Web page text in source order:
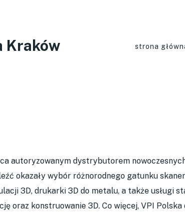
Kraków strona
autoryzowanym dystrybutorem
okazały wybór różnorodnego gatunku
3D, drukarki 3D do metalu, a także usługi
oraz konstruowanie 3D. Co więcej, VPI